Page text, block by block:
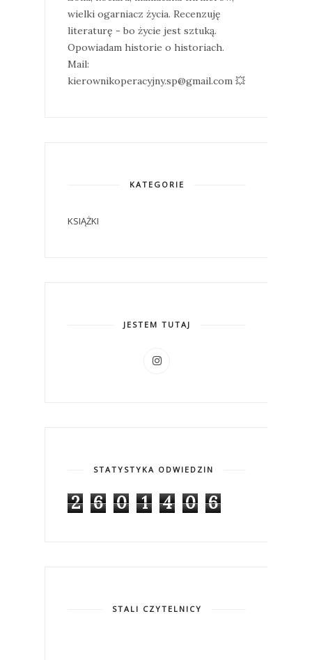
wielki ogarniacz życia. Recenzuję
literaturę - bo życie jest sztuką.
Opowiadam historie o historiach.
Mail:
kierownikoperacyjny.sp@gmail.com 💥
KATEGORIE
KSIĄŻKI
JESTEM TUTAJ
STATYSTYKA ODWIEDZIN
2 6 0 1 4 0 6
STALI CZYTELNICY